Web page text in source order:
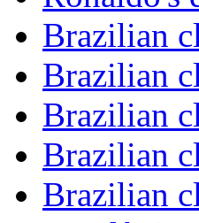
Brazilian
Brazilian
Brazilian
Brazilian
Brazilian